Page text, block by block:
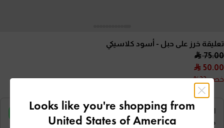
تعليقة خرز على حبل - أسود كلاسيكي
75.00
50.00
خصم 33%
Looks like you're shopping from
United States of America